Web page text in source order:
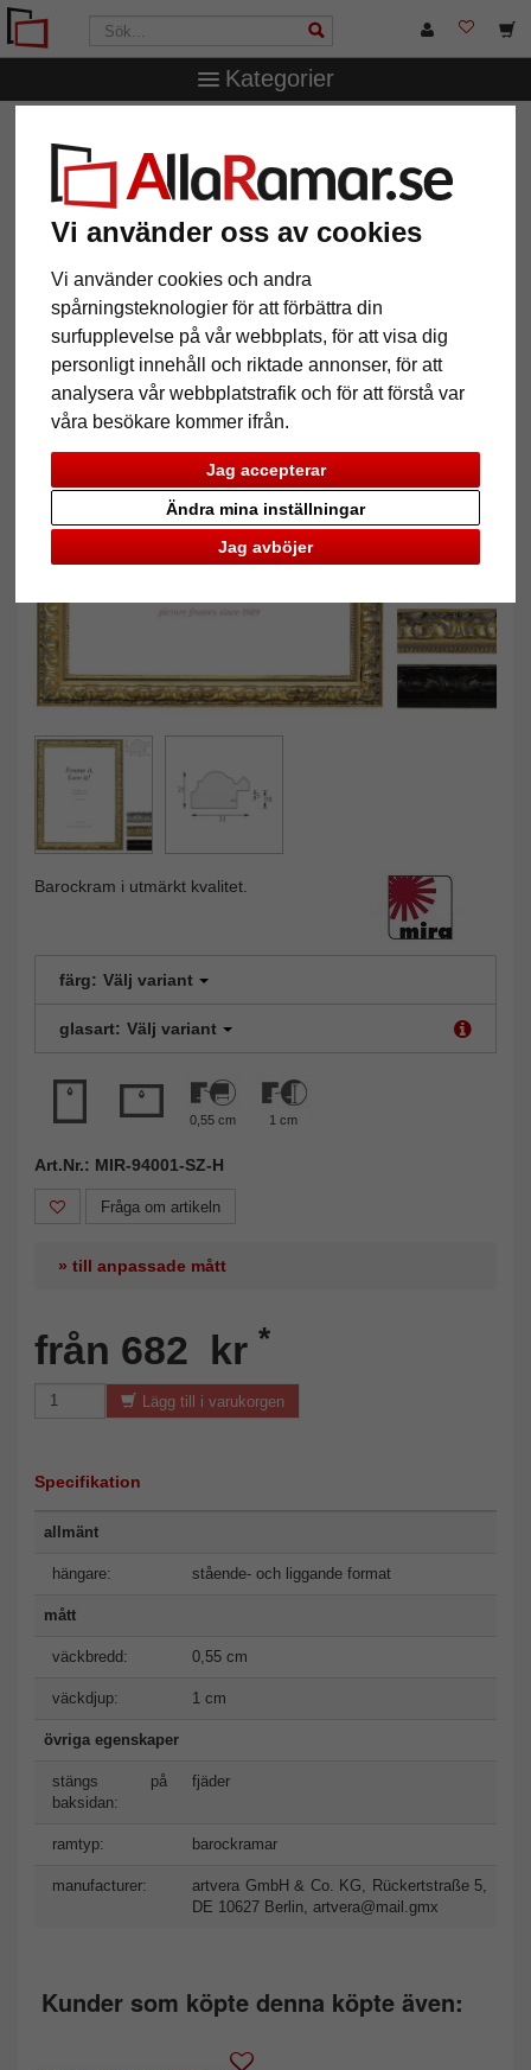
Vi använder oss av cookies
Vi använder cookies och andra
spårningsteknologier för att förbättra din
surfupplevelse på vår webbplats, för att visa dig
personligt innehåll och riktade annonser, för att
analysera vår webbplatstrafik och för att förstå var
våra besökare kommer ifrån.
Jag accepterar
Jag avböjer
Ändra mina inställningar
Kategorier
Cassis efter mått
Barockram Cassis efter mått
Tillbaka
Barockram i utmärkt kvalitet.
färg: Välj variant
glasart: Välj variant
0,55 cm 1 cm
Art.Nr.: MIR-94001-SZ-H
Fråga om artikeln
» till anpassade mått
från 682 kr *
Lägg till i varukorgen
Specifikation
allmänt
hängare: stående- och liggande format
mått
väckbredd: 0,55 cm
väckdjup: 1 cm
övriga egenskaper
stängs på
baksidan:
fjäder
ramtyp: barockramar
manufacturer:
artvera GmbH & Co. KG, Rückertstraße 5,
DE 10627 Berlin, artvera@mail.gmx
Kunder som köpte denna köpte även: